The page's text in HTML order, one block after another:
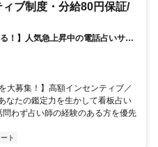
ブ制度・分給80円保証/
！】人気急上昇中の電話占いサイ
大募集！】高額インセンティブ／
たの鑑定力を生かして看板占い
わず占い師の経験のある方を優先
ト